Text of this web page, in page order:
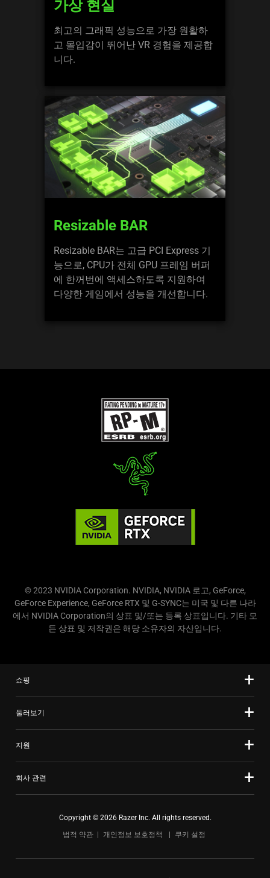
가상 현실
최고의 그래픽 성능으로 가장 원활하
고 몰입감이 뛰어난 VR 경험을 제공합
니다.
Resizable BAR
Resizable BAR는 고급 PCI Express 기
능으로, CPU가 전체 GPU 프레임 버퍼
에 한꺼번에 액세스하도록 지원하여
다양한 게임에서 성능을 개선합니다.
© 2023 NVIDIA Corporation. NVIDIA, NVIDIA 로고, GeForce,
GeForce Experience, GeForce RTX 및 G-SYNC는 미국 및 다른 나라
에서 NVIDIA Corporation의 상표 및/또는 등록 상표입니다. 기타 모
든 상표 및 저작권은 해당 소유자의 자산입니다.
쇼핑
둘러보기
지원
회사 관련
Copyright © 2026 Razer Inc. All rights reserved.
법적 약관
개인정보 보호정책 쿠키 설정